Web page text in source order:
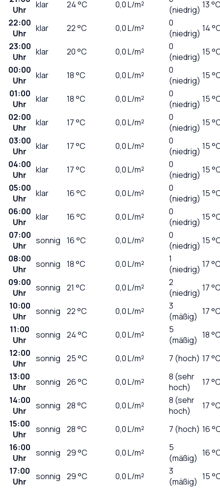
Uhr
klar 24°C 0,0L/m²
(niedrig) 13
22:00
Uhr
klar 22°C 0,0L/m²
0
(niedrig) 14
23:00
Uhr
klar 20°C 0,0L/m²
0
(niedrig) 15
00:00
Uhr
klar 18°C 0,0L/m²
0
(niedrig) 15
01:00
Uhr
klar 18°C 0,0L/m²
0
(niedrig) 15
02:00
Uhr
klar 17°C 0,0L/m²
0
(niedrig) 15
03:00
Uhr
klar 17°C 0,0L/m²
0
(niedrig) 15
04:00
Uhr
klar 17°C 0,0L/m²
0
(niedrig) 15
05:00
Uhr
klar 16°C 0,0L/m²
0
(niedrig) 15
06:00
Uhr
klar 16°C 0,0L/m²
0
(niedrig) 15
07:00
Uhr
sonnig 16°C 0,0L/m²
0
(niedrig) 15
08:00
Uhr
sonnig 18°C 0,0L/m²
1
(niedrig) 17
09:00
Uhr
sonnig 21 °C 0,0L/m²
2
(niedrig) 17
10:00
Uhr
sonnig 22°C 0,0L/m²
3
(mäßig) 17
11:00
Uhr
sonnig 24°C 0,0L/m²
5
(mäßig) 18
12:00
Uhr
sonnig 25°C 0,0L/m² 7 (hoch) 17
13:00
Uhr
sonnig 26°C 0,0L/m²
8 (sehr
hoch)
17
14:00
Uhr
sonnig 28°C 0,0L/m²
8 (sehr
hoch)
17
15:00
Uhr
sonnig 28°C 0,0L/m² 7 (hoch) 16
16:00
Uhr
sonnig 29°C 0,0L/m²
5
(mäßig) 16
17:00
Uhr
sonnig 29°C 0,0L/m²
3
(mäßig) 15